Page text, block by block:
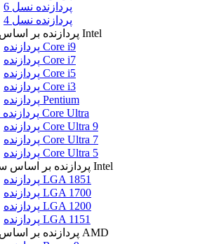
پردازنده نسل 6
پردازنده نسل 4
پردازنده بر اساس مدل Intel
پردازنده Core i9
پردازنده Core i7
پردازنده Core i5
پردازنده Core i3
پردازنده Pentium
پردازنده سری Core Ultra
پردازنده Core Ultra 9
پردازنده Core Ultra 7
پردازنده Core Ultra 5
پردازنده بر اساس سوکت Intel
پردازنده LGA 1851
پردازنده LGA 1700
پردازنده LGA 1200
پردازنده LGA 1151
پردازنده بر اساس مدل AMD